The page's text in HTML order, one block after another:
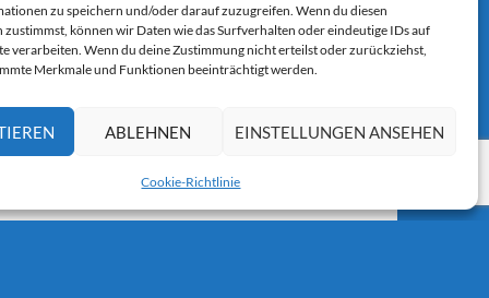
zu speichern und/oder darauf zuzugreifen. Wenn du diesen
zustimmst, können wir Daten wie das Surfverhalten oder eindeutige IDs auf
verarbeiten. Wenn du deine Zustimmung nicht erteilst oder zurückziehst,
Merkmale und Funktionen beeinträchtigt werden.
ABLEHNEN EINSTELLUNGEN ANSEHEN
Cookie-Richtlinie
E-Mail.